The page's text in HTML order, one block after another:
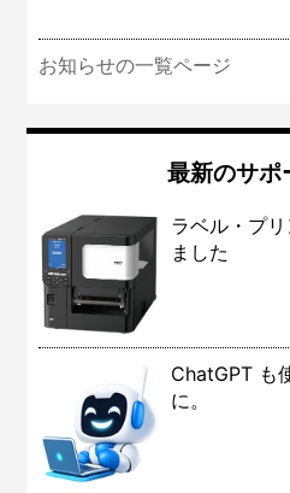
お知らせの一覧ページ
最新のサポ
ラベル・プ
ました
ChatGPT も
に。